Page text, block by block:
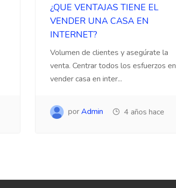
¿QUE VENTAJAS TIENE EL
VENDER UNA CASA EN
INTERNET?
Volumen de clientes y asegúrate la
venta. Centrar todos los esfuerzos en
vender casa en inter...
porAdmin 4 años hace